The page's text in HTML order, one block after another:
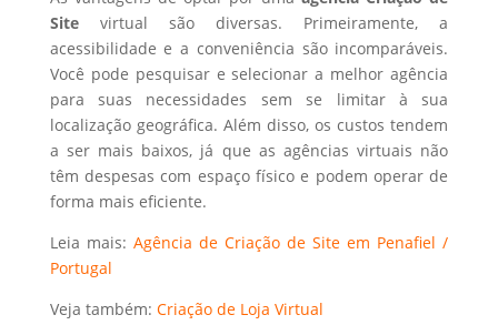
Sitevirtual são diversas. Primeiramente, a
acessibilidade e a conveniência são incomparáveis.
Você pode pesquisar e selecionar a melhor agência
para suas necessidades sem se limitar à sua
localização geográfica. Além disso, os custos tendem
a ser mais baixos, já que as agências virtuais não
têm despesas com espaço físico e podem operar de
forma mais eficiente.
Leia mais: Agência de Criação de Site em Penafiel /
Portugal
Veja também: Criação de Loja Virtual